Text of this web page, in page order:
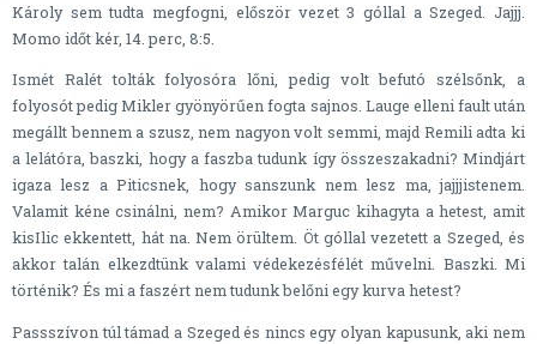
Károly sem tudta megfogni, először vezet 3 góllal a Szeged. Jajjj.
Momo időt kér, 14. perc, 8:5.
Ismét Ralét tolták folyosóra lőni, pedig volt befutó szélsőnk, a
folyosót pedig Mikler gyönyörűen fogta sajnos. Lauge elleni fault után
megállt bennem a szusz, nem nagyon volt semmi, majd Remili adta ki
a lelátóra, baszki, hogy a faszba tudunk így összeszakadni? Mindjárt
igaza lesz a Piticsnek, hogy sanszunk nem lesz ma, jajjjistenem.
Valamit kéne csinálni, nem? Amikor Marguc kihagyta a hetest, amit
kisIlic ekkentett, hát na. Nem örültem. Öt góllal vezetett a Szeged, és
akkor talán elkezdtünk valami védekezésfélét művelni. Baszki. Mi
történik? És mi a faszért nem tudunk belőni egy kurva hetest?
Passszívon túl támad a Szeged és nincs egy olyan kapusunk, aki nem